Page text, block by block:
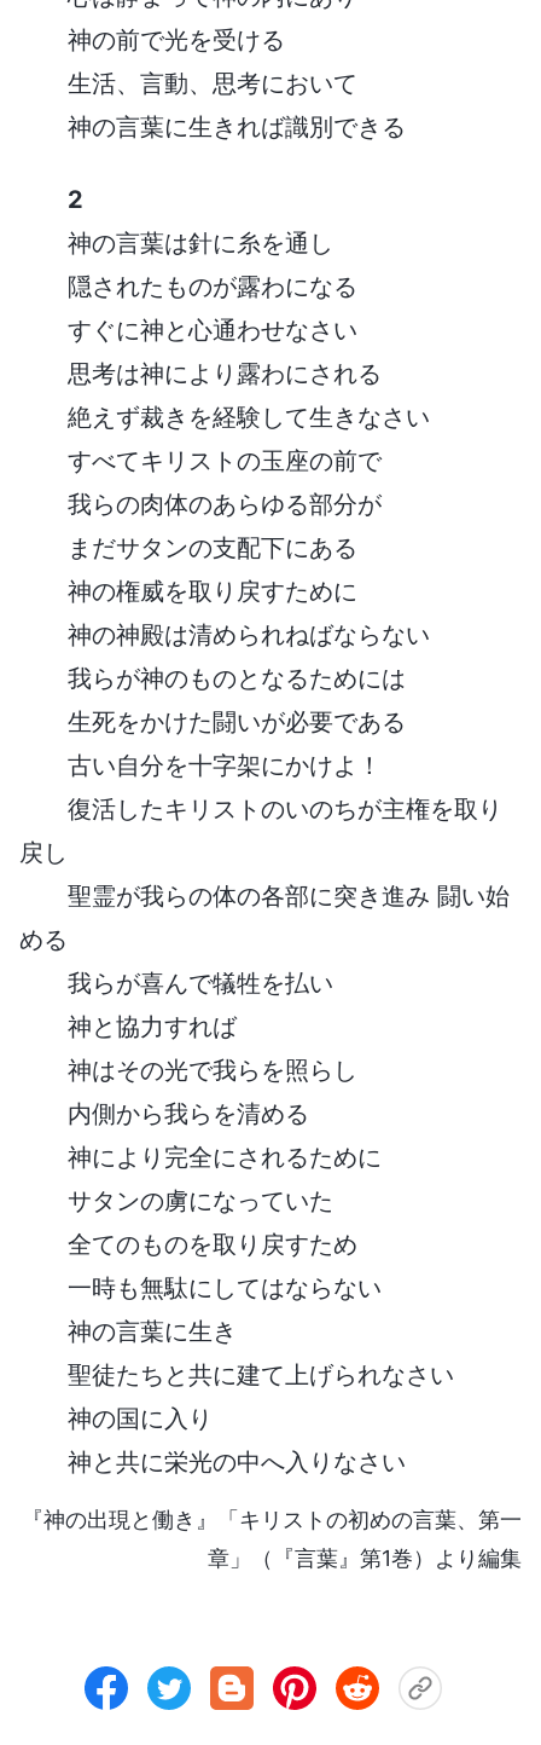
神の前で光を受ける
生活、言動、思考において
神の言葉に生きれば識別できる
2
神の言葉は針に糸を通し
隠されたものが露わになる
すぐに神と心通わせなさい
思考は神により露わにされる
絶えず裁きを経験して生きなさい
すべてキリストの玉座の前で
我らの肉体のあらゆる部分が
まだサタンの支配下にある
神の権威を取り戻すために
神の神殿は清められねばならない
我らが神のものとなるためには
生死をかけた闘いが必要である
古い自分を十字架にかけよ！
復活したキリストのいのちが主権を取り
戻し
聖霊が我らの体の各部に突き進み 闘い始
める
我らが喜んで犠牲を払い
神と協力すれば
神はその光で我らを照らし
内側から我らを清める
神により完全にされるために
サタンの虜になっていた
全てのものを取り戻すため
一時も無駄にしてはならない
神の言葉に生き
聖徒たちと共に建て上げられなさい
神の国に入り
神と共に栄光の中へ入りなさい
『神の出現と働き』「キリストの初めの言葉、第一
章」（『言葉』第1巻）より編集